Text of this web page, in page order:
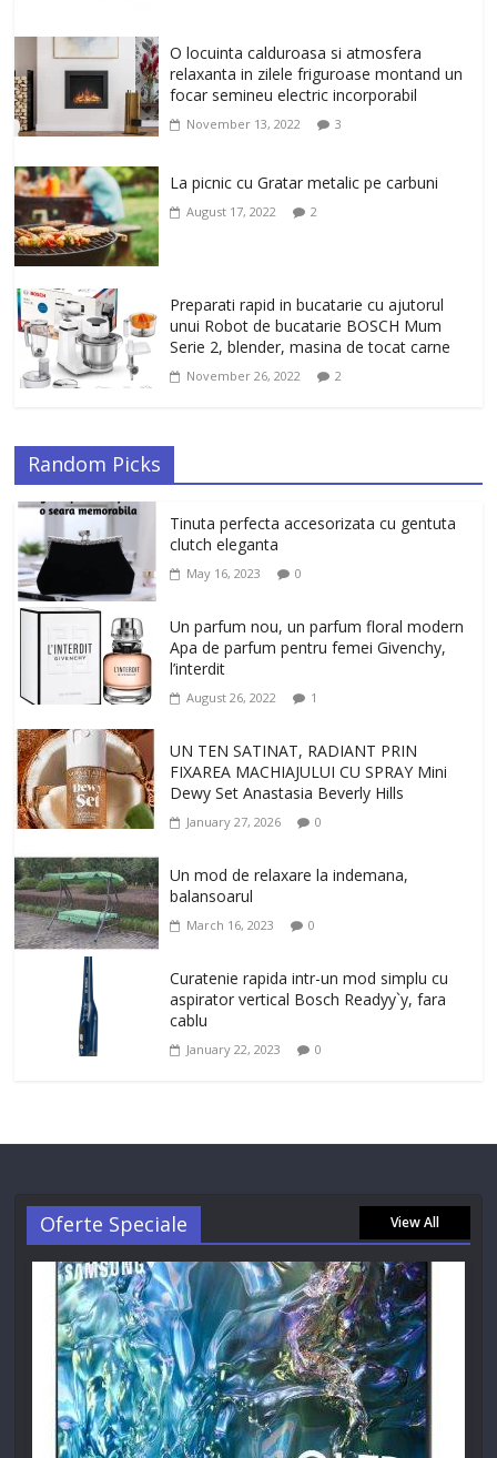
Un ten regenerat, fara riduri. Crema
antirid Ivatherm pentru o piele neteda si
elastica.
February 6, 2026 0
O locuinta calduroasa si atmosfera
relaxanta in zilele friguroase montand un
focar semineu electric incorporabil
November 13, 2022 3
La picnic cu Gratar metalic pe carbuni
August 17, 2022 2
Preparati rapid in bucatarie cu ajutorul
unui Robot de bucatarie BOSCH Mum
Serie 2, blender, masina de tocat carne
November 26, 2022 2
Random Picks
Tinuta perfecta accesorizata cu gentuta
clutch eleganta
May 16, 2023 0
Un parfum nou, un parfum floral modern
Apa de parfum pentru femei Givenchy,
l’interdit
August 26, 2022 1
UN TEN SATINAT, RADIANT PRIN
FIXAREA MACHIAJULUI CU SPRAY Mini
Dewy Set Anastasia Beverly Hills
January 27, 2026 0
Un mod de relaxare la indemana,
balansoarul
March 16, 2023 0
Curatenie rapida intr-un mod simplu cu
aspirator vertical Bosch Readyy`y, fara
cablu
January 22, 2023 0
Oferte Speciale View All